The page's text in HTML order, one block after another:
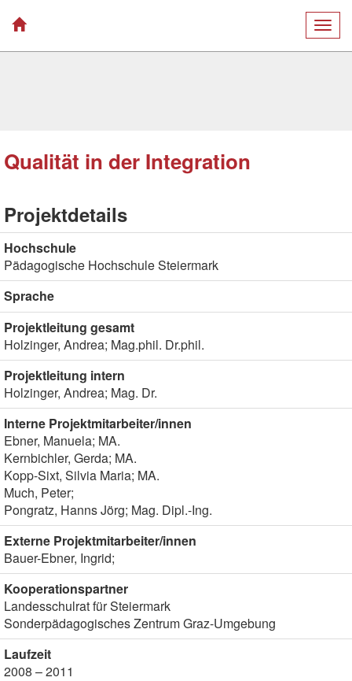
Qualität in der Integration
Projektdetails
Hochschule
Pädagogische Hochschule Steiermark
Sprache
Projektleitung gesamt
Holzinger, Andrea; Mag.phil. Dr.phil.
Projektleitung intern
Holzinger, Andrea; Mag. Dr.
Interne Projektmitarbeiter/innen
Ebner, Manuela; MA.
Kernbichler, Gerda; MA.
Kopp-Sixt, Silvia Maria; MA.
Much, Peter;
Pongratz, Hanns Jörg; Mag. Dipl.-Ing.
Externe Projektmitarbeiter/innen
Bauer-Ebner, Ingrid;
Kooperationspartner
Landesschulrat für Steiermark
Sonderpädagogisches Zentrum Graz-Umgebung
Laufzeit
2008 – 2011